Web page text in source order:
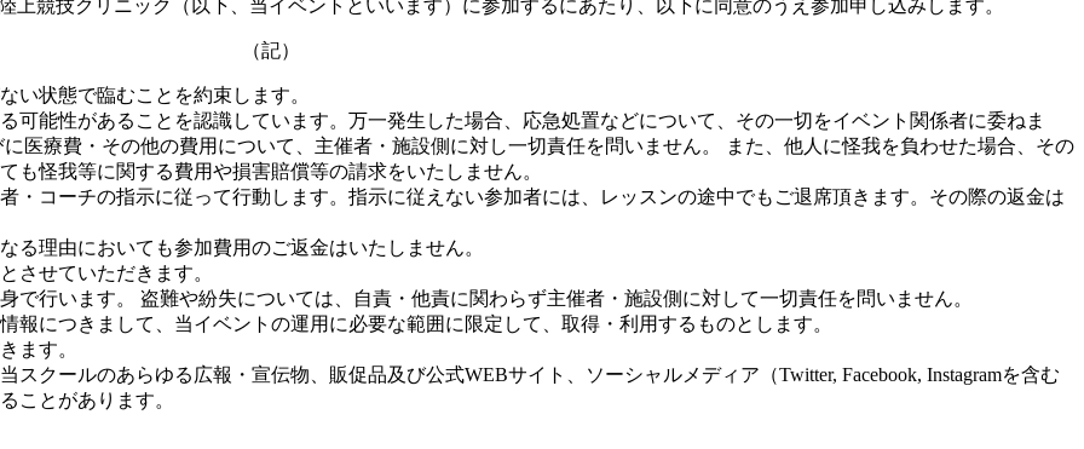
競技クリニック（以下、当イベントといいます）に参加するにあたり、以下に同意のうえ参加申し込みします。
（記）
い状態で臨むことを約束します。
可能性があることを認識しています。万一発生した場合、応急処置などについて、その一切をイベント関係者に委ねま
医療費・その他の費用について、主催者・施設側に対し一切責任を問いません。 また、他人に怪我を負わせた場合、その
怪我等に関する費用や損害賠償等の請求をいたしません。
・コーチの指示に従って行動します。指示に従えない参加者には、レッスンの途中でもご退席頂きます。その際の返金は
る理由においても参加費用のご返金はいたしません。
させていただきます。
で行います。 盗難や紛失については、自責・他責に関わらず主催者・施設側に対して一切責任を問いません。
報につきまして、当イベントの運用に必要な範囲に限定して、取得・利用するものとします。
ます。
クールのあらゆる広報・宣伝物、販促品及び公式WEBサイト、ソーシャルメディア（Twitter, Facebook, Instagramを含む
ことがあります。